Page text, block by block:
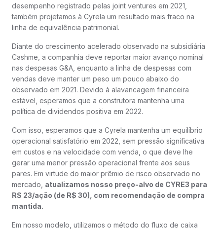
desempenho registrado pelas joint ventures em 2021,
também projetamos à Cyrela um resultado mais fraco na
linha de equivalência patrimonial.
Diante do crescimento acelerado observado na subsidiária
Cashme, a companhia deve reportar maior avanço nominal
nas despesas G&A, enquanto a linha de despesas com
vendas deve manter um peso um pouco abaixo do
observado em 2021. Devido à alavancagem financeira
estável, esperamos que a construtora mantenha uma
política de dividendos positiva em 2022.
Com isso, esperamos que a Cyrela mantenha um equilíbrio
operacional satisfatório em 2022, sem pressão significativa
em custos e na velocidade com venda, o que deve lhe
gerar uma menor pressão operacional frente aos seus
pares. Em virtude do maior prêmio de risco observado no
mercado, atualizamos nosso preço-alvo de CYRE3 para
R$ 23/ação (de R$ 30), com recomendação de compra
mantida.
Em nosso modelo, utilizamos o método do fluxo de caixa